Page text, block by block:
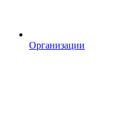
Организации